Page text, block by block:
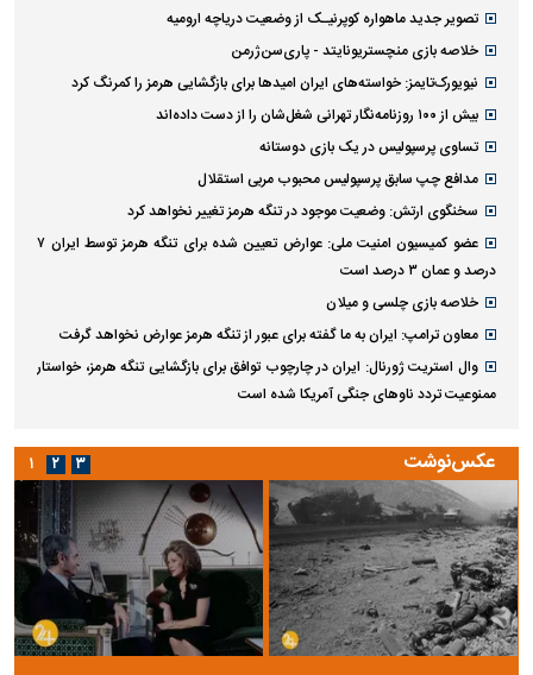
تصویر جدید ماهواره کوپرنیـک از وضعیت دریاچه ارومیه
خلاصه بازی منچستریونایتد - پاری‌سن‌ژرمن
نیویورک‌تایمز: خواسته‌های ایران امیدها برای بازگشایی هرمز را کمرنگ کرد
بیش از ۱۰۰ روزنامه‌نگار تهرانی شغل‌شان را از دست داده‌اند
تساوی پرسپولیس در یک بازی دوستانه
مدافع چپ سابق پرسپولیس محبوب مربی استقلال
سخنگوی ارتش: وضعیت موجود در تنگه هرمز تغییر نخواهد کرد
عضو کمیسیون امنیت ملی: عوارض تعیین شده برای تنگه هرمز توسط ایران ۷
درصد و عمان ۳ درصد است
خلاصه بازی چلسی و میلان
معاون ترامپ: ایران به ما گفته برای عبور از تنگه هرمز عوارض نخواهد گرفت
وال استریت ژورنال: ایران در چارچوب توافق برای بازگشایی تنگه هرمز، خواستار
ممنوعیت تردد ناو‌های جنگی آمریکا شده است
عکس‌نوشت ۱ ۲ ۳